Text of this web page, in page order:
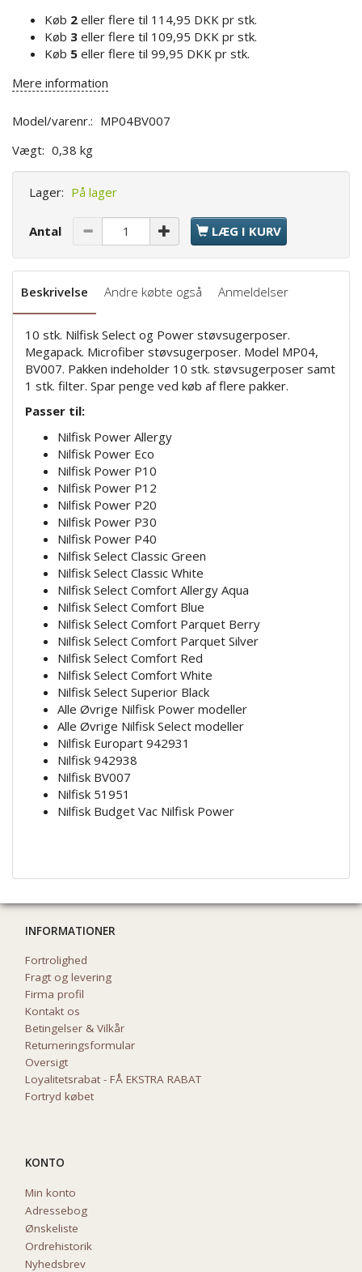
Køb 2 eller flere til 114,95 DKK pr stk.
Køb 3 eller flere til 109,95 DKK pr stk.
Køb 5 eller flere til 99,95 DKK pr stk.
Mere information
Model/varenr.: MP04BV007
Vægt: 0,38 kg
Lager: På lager
Antal LÆG I KURV
Beskrivelse Andre købte også Anmeldelser
10 stk. Nilfisk Select og Power støvsugerposer.
Megapack. Microfiber støvsugerposer. Model MP04,
BV007. Pakken indeholder 10 stk. støvsugerposer samt
1 stk. filter. Spar penge ved køb af flere pakker.
Passer til:
Nilfisk Power Allergy
Nilfisk Power Eco
Nilfisk Power P10
Nilfisk Power P12
Nilfisk Power P20
Nilfisk Power P30
Nilfisk Power P40
Nilfisk Select Classic Green
Nilfisk Select Classic White
Nilfisk Select Comfort Allergy Aqua
Nilfisk Select Comfort Blue
Nilfisk Select Comfort Parquet Berry
Nilfisk Select Comfort Parquet Silver
Nilfisk Select Comfort Red
Nilfisk Select Comfort White
Nilfisk Select Superior Black
Alle Øvrige Nilfisk Power modeller
Alle Øvrige Nilfisk Select modeller
Nilfisk Europart 942931
Nilfisk 942938
Nilfisk BV007
Nilfisk 51951
Nilfisk Budget Vac Nilfisk Power
INFORMATIONER
Fortrolighed
Fragt og levering
Firma profil
Kontakt os
Betingelser & Vilkår
Returneringsformular
Oversigt
Loyalitetsrabat - FÅ EKSTRA RABAT
Fortryd købet
KONTO
Min konto
Adressebog
Ønskeliste
Ordrehistorik
Nyhedsbrev